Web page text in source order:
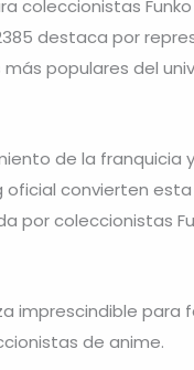
coleccionistas
destaca por
populares del
de la franquicia
oficial convierten
por coleccionistas
imprescindible para
de anime.